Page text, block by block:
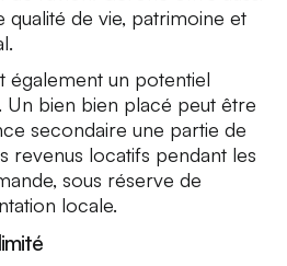
de vie, patrimoine et
également un potentiel
Un bien bien placé peut être
secondaire une partie de
revenus locatifs pendant les
sous réserve de
locale.